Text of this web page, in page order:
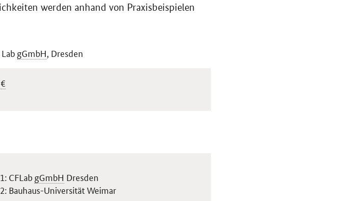
werden anhand von Praxisbeispielen
gGmbH , Dresden
€
CFLab gGmbH Dresden
Bauhaus-Universität Weimar